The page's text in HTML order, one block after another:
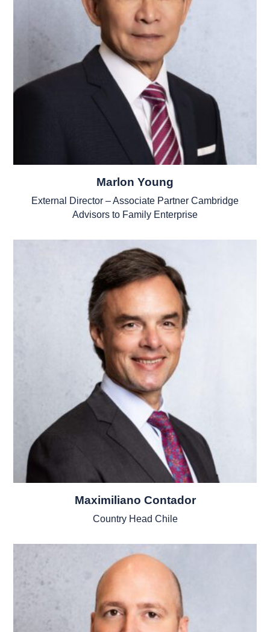
Marlon Young
External Director – Associate Partner Cambridge
Advisors to Family Enterprise
Maximiliano Contador
Country Head Chile